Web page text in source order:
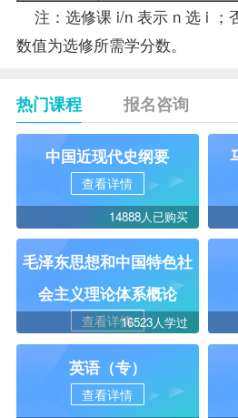
注：选修课 i/n 表示 n 选 i ；
数值为选修所需学分数。
热门课程 报名咨询
中国近现代史纲要
查看详情
14888人已购买
毛泽东思想和中国特色社
会主义理论体系概论
查看详情16523人学过
英语（专）
查看详情